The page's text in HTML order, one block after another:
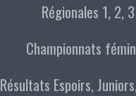
Régionales 1, 2, 3
Championnats
Résultats Espoirs,